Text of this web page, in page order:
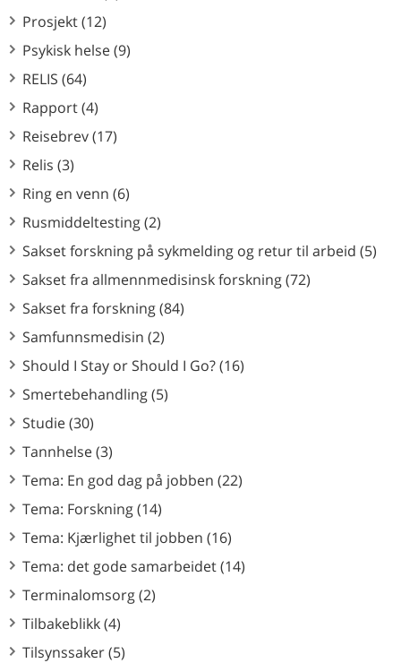
Prosjekt (12)
Psykisk helse (9)
RELIS (64)
Rapport (4)
Reisebrev (17)
Relis (3)
Ring en venn (6)
Rusmiddeltesting (2)
Sakset forskning på sykmelding og retur til arbeid (5)
Sakset fra allmennmedisinsk forskning (72)
Sakset fra forskning (84)
Samfunnsmedisin (2)
Should I Stay or Should I Go? (16)
Smertebehandling (5)
Studie (30)
Tannhelse (3)
Tema: En god dag på jobben (22)
Tema: Forskning (14)
Tema: Kjærlighet til jobben (16)
Tema: det gode samarbeidet (14)
Terminalomsorg (2)
Tilbakeblikk (4)
Tilsynssaker (5)